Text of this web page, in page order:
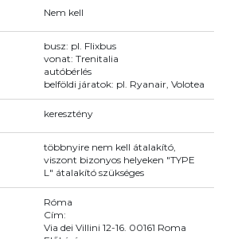
Nem kell
busz: pl. Flixbus
vonat: Trenitalia
autóbérlés
belföldi járatok: pl. Ryanair, Volotea
keresztény
többnyire nem kell átalakító,
viszont bizonyos helyeken "TYPE
L" átalakító szükséges
Róma
Cím:
Via dei Villini 12-16. 00161 Roma